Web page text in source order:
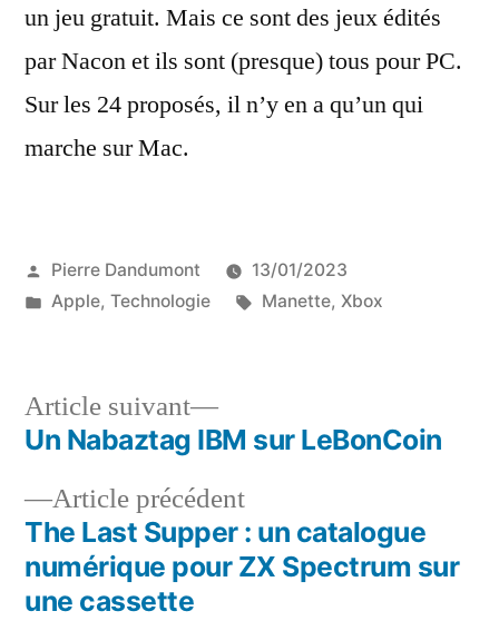
un jeu gratuit. Mais ce sont des jeux édités
par Nacon et ils sont (presque) tous pour PC.
Sur les 24 proposés, il n’y en a qu’un qui
marche sur Mac.
Publié
par
Pierre Dandumont
13/01/2023
Publié
Apple, Technologie Étiquettes :
Manette, Xbox
Navigation
de
l’article
Article précédentArticle
précédent :
The Last Supper : un catalogue
numérique pour ZX Spectrum sur
une cassette
Article suivant
Article
suivant :
Un Nabaztag IBM sur LeBonCoin